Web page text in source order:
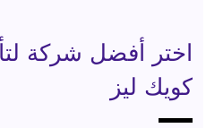
اختر أفضل شركة
كويك ليز